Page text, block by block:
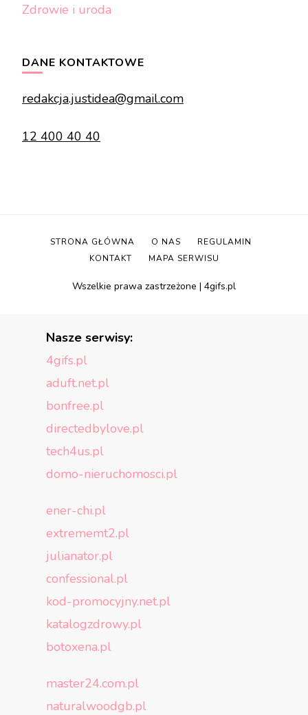
Zdrowie i uroda
DANE KONTAKTOWE
redakcja.justidea@gmail.com
12 400 40 40
Wszelkie prawa zastrzeżone | 4gifs.pl
STRONA GŁÓWNA O NAS
REGULAMIN
KONTAKT
MAPA SERWISU
Nasze serwisy:
4gifs.pl
aduft.net.pl
bonfree.pl
directedbylove.pl
tech4us.pl
domo-nieruchomosci.pl
ener-chi.pl
extrememt2.pl
julianator.pl
confessional.pl
kod-promocyjny.net.pl
katalogzdrowy.pl
botoxena.pl
master24.com.pl
naturalwoodgb.pl